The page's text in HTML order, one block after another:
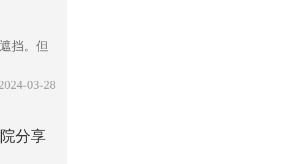
挡。但
03-28
分享